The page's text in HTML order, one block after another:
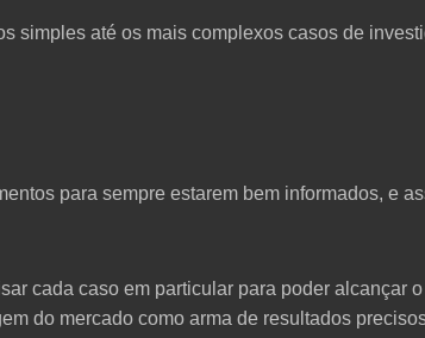
simples até os mais complexos casos de
para sempre estarem bem informados, e
cada caso em particular para poder alcançar
do mercado como arma de resultados